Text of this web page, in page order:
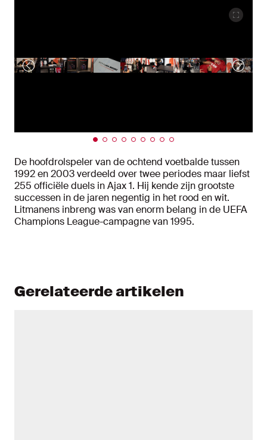
De hoofdrolspeler van de ochtend voetbalde tussen
1992 en 2003 verdeeld over twee periodes maar liefst
255 officiële duels in Ajax 1. Hij kende zijn grootste
successen in de jaren negentig in het rood en wit.
Litmanens inbreng was van enorm belang in de UEFA
Champions League-campagne van 1995.
Gerelateerde artikelen